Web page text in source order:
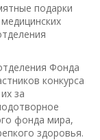
подарки
Фонда
конкурса
за
фонда мира,
здоровья.